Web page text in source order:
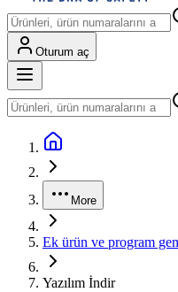
Oturum aç
More
Ek ürün ve program
Yazılım İndir